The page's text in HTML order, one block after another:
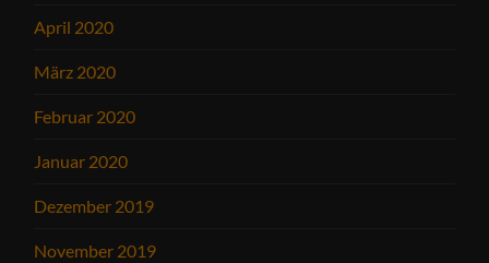
April 2020
März 2020
Februar 2020
Januar 2020
Dezember 2019
November 2019